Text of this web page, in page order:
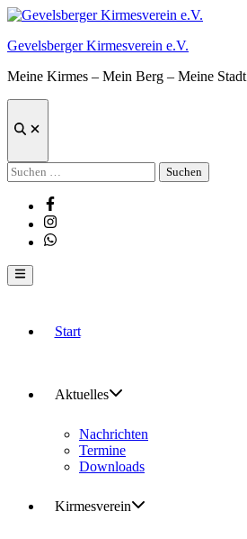
Zum
springen
Gevelsberger Kirmesverein e.V.
Meine Kirmes – Mein Berg – Meine Stadt
Suche
Suchen
nach:
Facebook
Instagram
Whatsapp
Hauptmenü
Start
Aktuelles
Nachrichten
Termine
Downloads
Kirmesverein